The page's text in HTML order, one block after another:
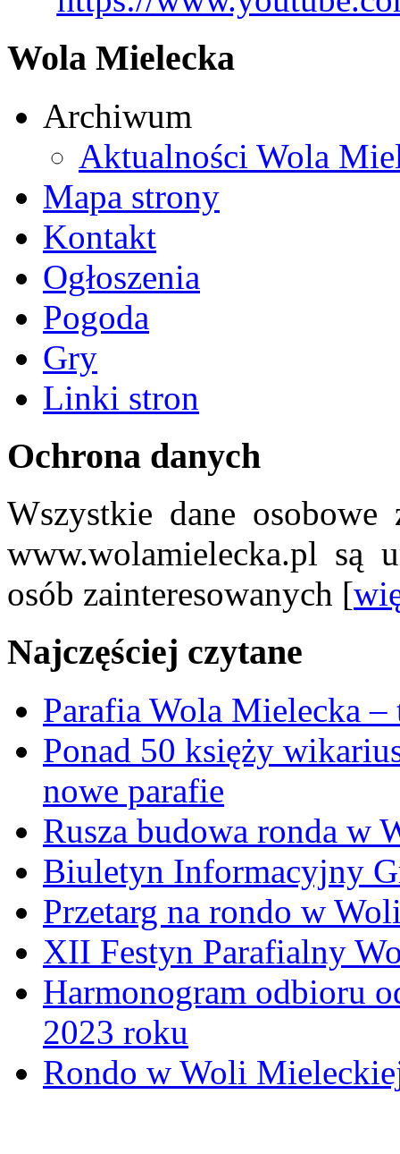
Wola Mielecka
Archiwum
Aktualności Wola
Mapa strony
Kontakt
Ogłoszenia
Pogoda
Gry
Linki stron
Ochrona danych
Wszystkie dane osobowe
www.wolamielecka.pl są
osób zainteresowanych [
Najczęściej czytane
Parafia Wola Mielecka
Ponad 50 księży
nowe parafie
Rusza budowa ronda w
Biuletyn Informacyjny
Przetarg na rondo w
XII Festyn Parafialny
Harmonogram odbioru
2023 roku
Rondo w Woli